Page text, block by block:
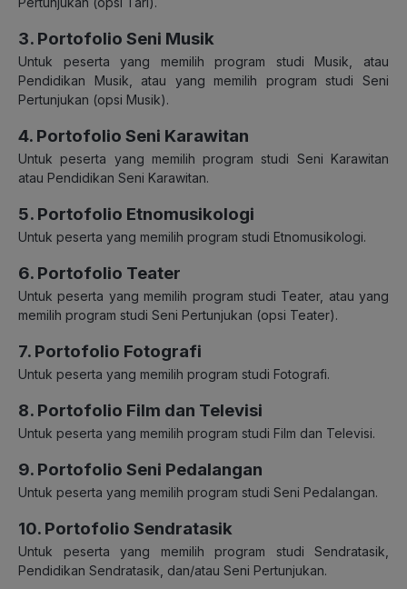
3. Portofolio Seni Musik
Untuk peserta yang memilih program studi Musik, atau
Pendidikan Musik, atau yang memilih program studi Seni
Pertunjukan (opsi Musik).
4. Portofolio Seni Karawitan
Untuk peserta yang memilih program studi Seni Karawitan
atau Pendidikan Seni Karawitan.
5. Portofolio Etnomusikologi
Untuk peserta yang memilih program studi Etnomusikologi.
6. Portofolio Teater
Untuk peserta yang memilih program studi Teater, atau yang
memilih program studi Seni Pertunjukan (opsi Teater).
7. Portofolio Fotografi
Untuk peserta yang memilih program studi Fotografi.
8. Portofolio Film dan Televisi
Untuk peserta yang memilih program studi Film dan Televisi.
9. Portofolio Seni Pedalangan
Untuk peserta yang memilih program studi Seni Pedalangan.
10. Portofolio Sendratasik
Untuk peserta yang memilih program studi Sendratasik,
Pendidikan Sendratasik, dan/atau Seni Pertunjukan.